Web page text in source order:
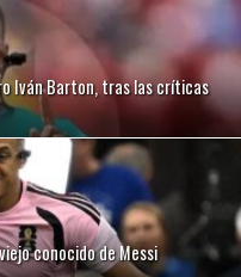
Iván Barton, tras las críticas
conocido de Messi